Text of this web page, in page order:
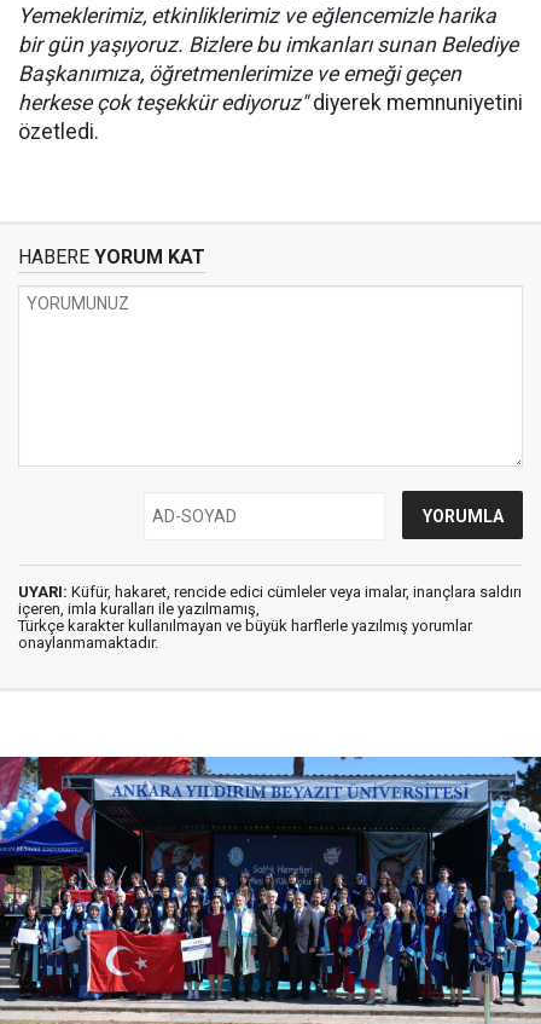
Yemeklerimiz, etkinliklerimiz ve eğlencemizle harika
bir gün yaşıyoruz. Bizlere bu imkanları sunan Belediye
Başkanımıza, öğretmenlerimize ve emeği geçen
herkese çok teşekkür ediyoruz"diyerek memnuniyetini
özetledi.
HABERE YORUM KAT
UYARI: Küfür, hakaret, rencide edici cümleler veya imalar, inançlara saldırı
içeren, imla kuralları ile yazılmamış,
Türkçe karakter kullanılmayan ve büyük harflerle yazılmış yorumlar
onaylanmamaktadır.